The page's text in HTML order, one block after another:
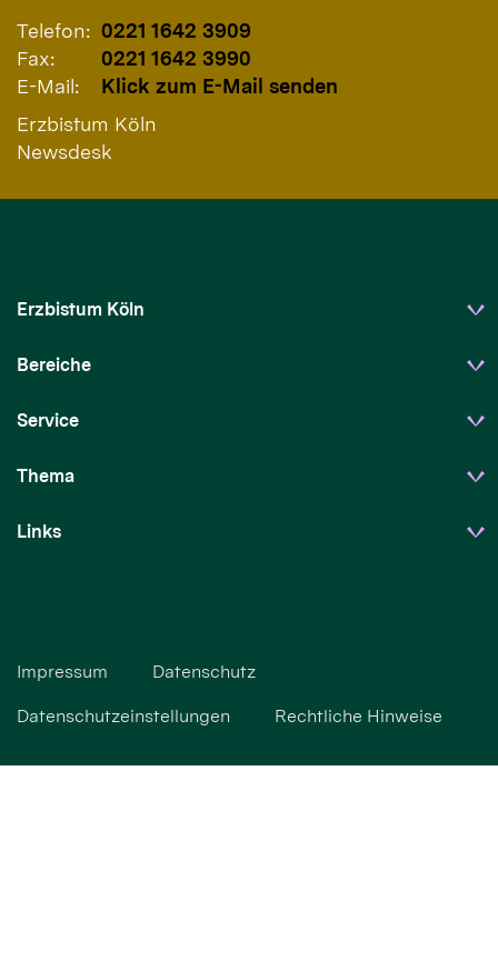
Telefon: 0221 1642 3909
Fax:
0221 1642 3990
E-Mail:
Klick zum E-Mail senden
Erzbistum Köln
Newsdesk
Erzbistum Köln
Bereiche
Service
Thema
Links
Impressum Datenschutz
Datenschutzeinstellungen Rechtliche Hinweise